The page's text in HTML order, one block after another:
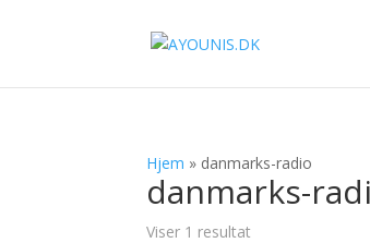
Hjem » danmarks-radio
danmarks-
Viser 1 resultat